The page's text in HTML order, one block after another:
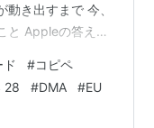
き出すまで 今、
と Appleの答えは
る 日本に来るの
外の反応：待望
ひとこと：頼み
#コピペ
28 #DMA #EU